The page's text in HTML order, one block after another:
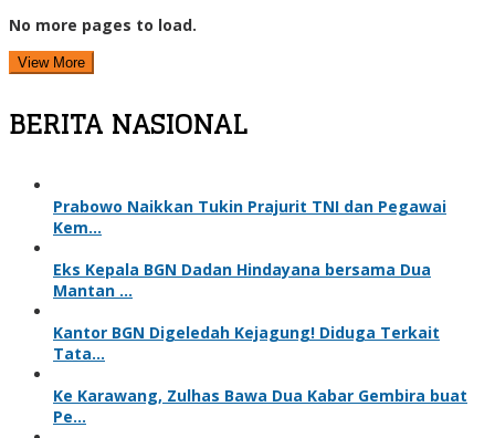
No more pages to load.
View More
BERITA NASIONAL
Prabowo Naikkan Tukin Prajurit TNI dan Pegawai
Kem…
Eks Kepala BGN Dadan Hindayana bersama Dua
Mantan …
Kantor BGN Digeledah Kejagung! Diduga Terkait
Tata…
Ke Karawang, Zulhas Bawa Dua Kabar Gembira buat
Pe…